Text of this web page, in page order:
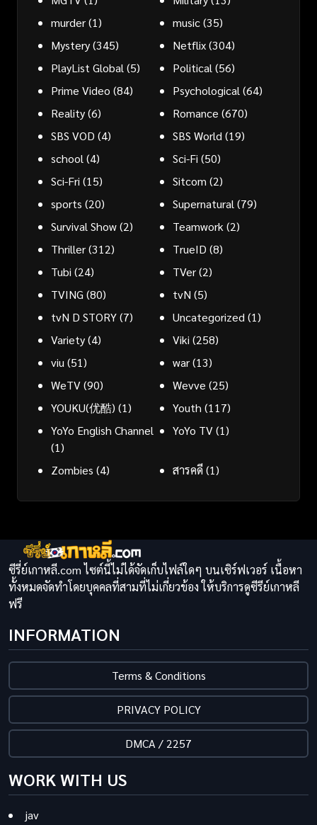
murder(1) music(35)
Mystery(345) Netflix(304)
PlayList Global(5) Political(56)
Prime Video (84) Psychological(64)
Reality(6) Romance (670)
SBS VOD (4) SBS World(19)
school(4) Sci-Fi (50)
Sci-Fri (15) Sitcom (2)
sports (20) Supernatural(79)
Survival Show(2) Teamwork(2)
Thriller(312) TrueID (8)
Tubi (24) TVer(2)
TVING (80) tvN (5)
tvN D STORY(7) Uncategorized(1)
Variety(4) Viki (258)
viu(51) war(13)
WeTV(90) Wevve (25)
YOUKU(优酷) (1) Youth (117)
YoYo English Channel
(1)
YoYo TV(1)
Zombies (4) สารคดี(1)
ซีรี่ย์เกาหลี.com ไซต์นี้ไม่ได้จัดเก็บไฟล์ใดๆ บนเซิร์ฟเวอร์ เนื้อหา
ทั้งหมดจัดทำโดยบุคคลที่สามที่ไม่เกี่ยวข้อง ให้บริการดูซีรีย์เกาหลี
ฟรี
INFORMATION
Terms & Conditions
PRIVACY POLICY
DMCA / 2257
WORK WITH US
jav